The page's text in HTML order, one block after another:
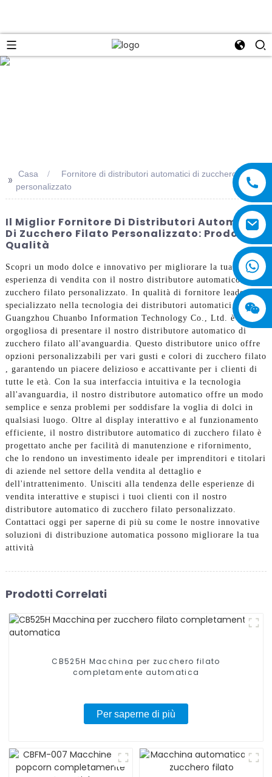
>> Casa
Fornitore di distributori automatici di zucchero filato
personalizzato
Il Miglior Fornitore Di Distributori Automatici
Di Zucchero Filato Personalizzato: Prodotti Di
Qualità
Scopri un modo dolce e innovativo per migliorare la tua
esperienza di vendita con il nostro distributore automatico di
zucchero filato personalizzato. In qualità di fornitore leader
specializzato nella tecnologia dei distributori automatici,
Guangzhou Chuanbo Information Technology Co., Ltd. è
orgogliosa di presentare il nostro distributore automatico di
zucchero filato all'avanguardia. Questo distributore unico offre
opzioni personalizzabili per vari gusti e colori di zucchero filato
, garantendo un piacere delizioso e accattivante per i clienti di
tutte le età. Con la sua interfaccia intuitiva e la tecnologia
all'avanguardia, il nostro distributore automatico offre un modo
semplice e senza problemi per soddisfare la voglia di dolci in
qualsiasi luogo. Oltre al display interattivo e al funzionamento
efficiente, il nostro distributore automatico di zucchero filato è
progettato anche per facilità di manutenzione e rifornimento,
che lo rendono un investimento ideale per imprenditori e titolari
di aziende nel settore della vendita al dettaglio e
dell'intrattenimento. Unisciti alla tendenza delle esperienze di
vendita interattive e stupisci i tuoi clienti con il nostro
distributore automatico di zucchero filato personalizzato.
Contattaci oggi per saperne di più su come le nostre innovative
soluzioni di distribuzione automatica possono migliorare la tua
attività
Prodotti Correlati
CB525H Macchina per zucchero filato
completamente automatica
Per saperne di più